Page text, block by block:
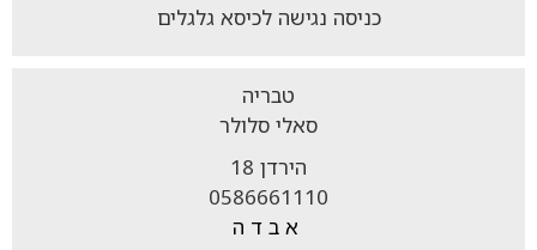
כניסה נגישה לכיסא גלגלים
טבריה
סאלי סלולר
הירדן 18
0586661110
א ב ד ה